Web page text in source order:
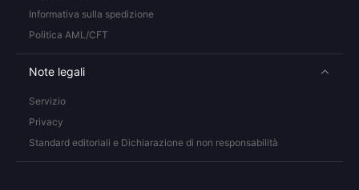
Informativa sulla spedizione
Politica AML/CFT
Note legali
Servizio
Privacy
Standard editoriali e Dichiarazione di non responsabilità